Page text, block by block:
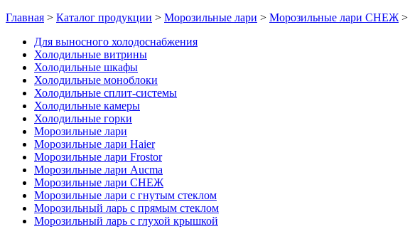
Главная > Каталог продукции > Морозильные лари > Морозильные лари СНЕЖ >
Для выносного холодоснабжения
Холодильные витрины
Холодильные шкафы
Холодильные моноблоки
Холодильные сплит-системы
Холодильные камеры
Холодильные горки
Морозильные лари
Морозильные лари Haier
Морозильные лари Frostor
Морозильные лари Aucma
Морозильные лари СНЕЖ
Морозильные лари с гнутым стеклом
Морозильный ларь с прямым стеклом
Морозильный ларь с глухой крышкой